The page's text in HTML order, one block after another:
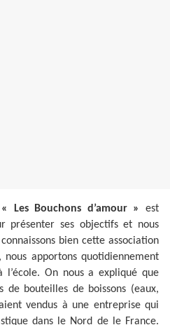
« Les Bouchons d’amour »
est
présenter ses objectifs et nous
connaissons bien cette association
nous apportons quotidiennement
l’école. On nous a expliqué que
de bouteilles de boissons (eaux,
vendus à une entreprise qui
dans le Nord de le France.